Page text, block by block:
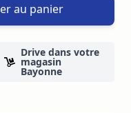
au panier
Drive dans votre
magasin
Bayonne